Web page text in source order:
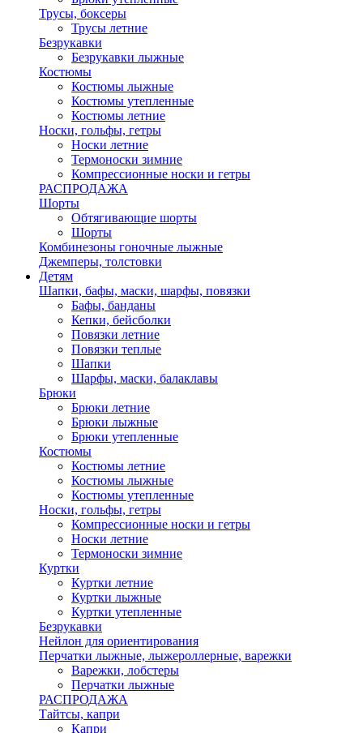
Трусы, боксеры
Трусы летние
Безрукавки
Безрукавки лыжные
Костюмы
Костюмы лыжные
Костюмы утепленные
Костюмы летние
Носки, гольфы, гетры
Носки летние
Термоноски зимние
Компрессионные носки и гетры
РАСПРОДАЖА
Шорты
Обтягивающие шорты
Шорты
Комбинезоны гоночные лыжные
Джемперы, толстовки
Детям
Шапки, бафы, маски, шарфы, повязки
Бафы, банданы
Кепки, бейсболки
Повязки летние
Повязки теплые
Шапки
Шарфы, маски, балаклавы
Брюки
Брюки летние
Брюки лыжные
Брюки утепленные
Костюмы
Костюмы летние
Костюмы лыжные
Костюмы утепленные
Носки, гольфы, гетры
Компрессионные носки и гетры
Носки летние
Термоноски зимние
Куртки
Куртки летние
Куртки лыжные
Куртки утепленные
Безрукавки
Нейлон для ориентирования
Перчатки лыжные, лыжероллерные, варежки
Варежки, лобстеры
Перчатки лыжные
РАСПРОДАЖА
Тайтсы, капри
Капри